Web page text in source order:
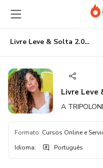
para
o
conteúdo
principal
para
o
pagamento
para
o
rodapé
Livre Leve & Solta 2.0 | by Ju Araes
Livre Leve
A
Formato: Cursos Online e
Idioma: Português